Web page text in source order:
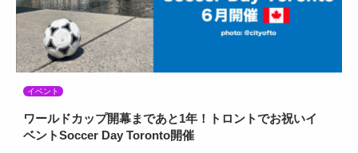
イベント
ワールドカップ開幕まであと1年！トロントでお祝いイ
ベントSoccer Day Toronto開催